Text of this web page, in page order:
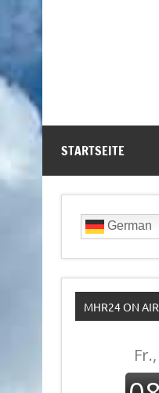
STARTSEITE
German
MHR24 ON AIR